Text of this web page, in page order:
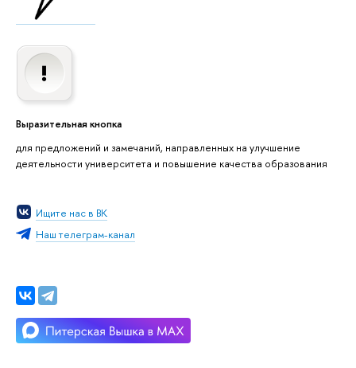
Выразительная кнопка
для предложений и замечаний, направленных на улучшение
деятельности университета и повышение качества образования
Ищите нас в ВК
Наш телеграм-канал